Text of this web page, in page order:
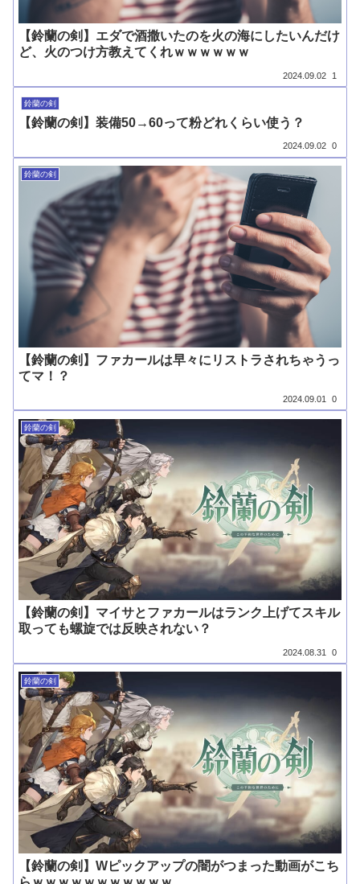
【鈴蘭の剣】エダで酒撒いたのを火の海にしたいんだけ
ど、火のつけ方教えてくれｗｗｗｗｗｗ
2024.09.02 1
鈴蘭の剣
【鈴蘭の剣】装備50→60って粉どれくらい使う？
2024.09.02 0
鈴蘭の剣
【鈴蘭の剣】ファカールは早々にリストラされちゃうっ
てマ！？
2024.09.01 0
鈴蘭の剣
【鈴蘭の剣】マイサとファカールはランク上げてスキル
取っても螺旋では反映されない？
2024.08.31 0
鈴蘭の剣
【鈴蘭の剣】Wピックアップの闇がつまった動画がこち